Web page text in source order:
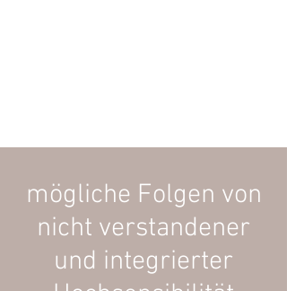
mögliche Folgen von
nicht verstandener
und integrierter